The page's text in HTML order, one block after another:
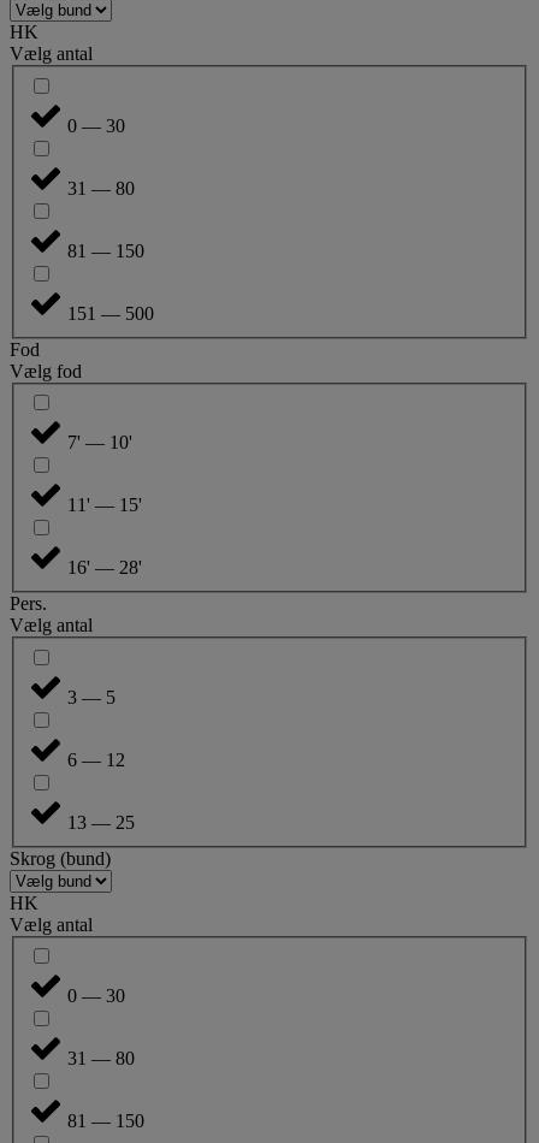
HK
Vælg antal
0 — 30
31 — 80
81 — 150
151 — 500
Fod
Vælg fod
7' — 10'
11' — 15'
16' — 28'
Pers.
Vælg antal
3 — 5
6 — 12
13 — 25
Skrog (bund)
HK
Vælg antal
0 — 30
31 — 80
81 — 150